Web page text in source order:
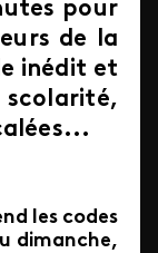
pour
de la
inédit et
les codes
dimanche,